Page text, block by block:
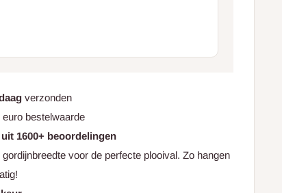
verzonden
euro bestelwaarde
uit 1600+ beoordelingen
voor de perfecte plooival. Zo hangen